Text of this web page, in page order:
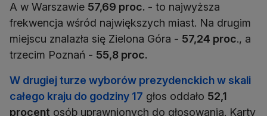
A w Warszawie 57,69 proc. - to najwyższa
frekwencja wśród największych miast. Na drugim
miejscu znalazła się Zielona Góra - 57,24 proc., a
trzecim Poznań - 55,8 proc.
W drugiej turze wyborów prezydenckich w skali
całego kraju do godziny 17 głos oddało 52,1
procent osób uprawnionych do głosowania. Karty